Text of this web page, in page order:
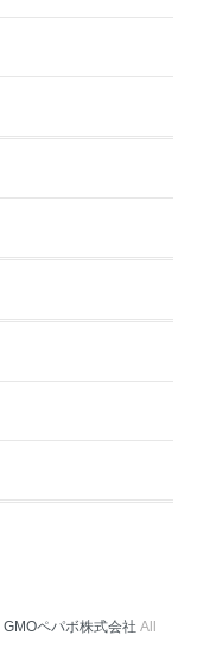
GMOペパボ株式会社 All